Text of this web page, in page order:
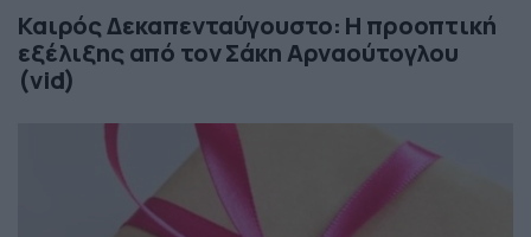
Καιρός Δεκαπενταύγουστο: Η προοπτική
εξέλιξης από τον Σάκη Αρναούτογλου
(vid)